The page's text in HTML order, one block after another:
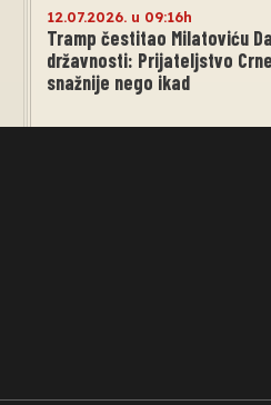
12.07.2026. u 09:16h
Tramp čestitao Milatoviću
državnosti: Prijateljstvo
snažnije nego ikad